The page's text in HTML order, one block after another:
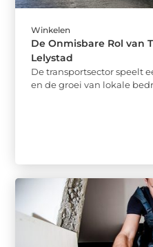
Winkelen
De Onmisbare Rol van
Lelystad
De transportsector speelt
en de groei van lokale